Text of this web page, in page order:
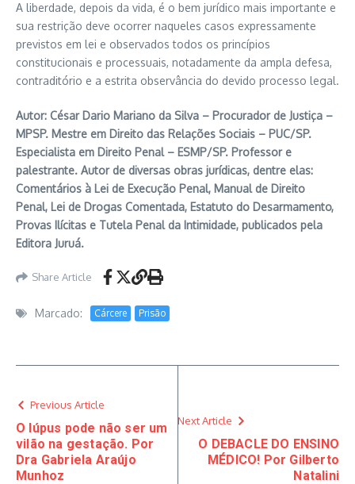
A liberdade, depois da vida, é o bem jurídico mais importante e
sua restrição deve ocorrer naqueles casos expressamente
previstos em lei e observados todos os princípios
constitucionais e processuais, notadamente da ampla defesa,
contraditório e a estrita observância do devido processo legal.
Autor: César Dario Mariano da Silva – Procurador de Justiça –
MPSP. Mestre em Direito das Relações Sociais – PUC/SP.
Especialista em Direito Penal – ESMP/SP. Professor e
palestrante. Autor de diversas obras jurídicas, dentre elas:
Comentários à Lei de Execução Penal, Manual de Direito
Penal, Lei de Drogas Comentada, Estatuto do Desarmamento,
Provas Ilícitas e Tutela Penal da Intimidade, publicados pela
Editora Juruá.
Share Article
Marcado: Cárcere Prisão
Previous Article
O lúpus pode não ser um
vilão na gestação. Por
Dra Gabriela Araújo
Munhoz
Next Article
O DEBACLE DO ENSINO
MÉDICO! Por Gilberto
Natalini